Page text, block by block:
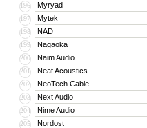
196 Myryad
197 Mytek
198 NAD
199 Nagaoka
200 Naim Audio
201 Neat Acoustics
202 NeoTech Cable
203 Next Audio
204 Nime Audio
205 Nordost